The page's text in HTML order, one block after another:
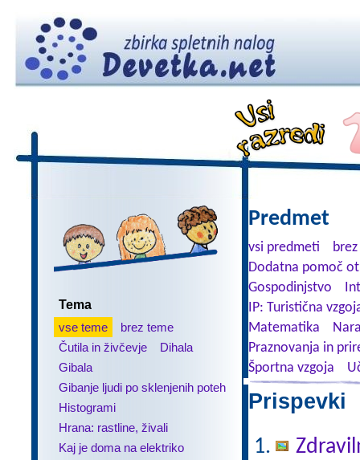
Tema
vse teme
brez teme
Čutila in živčevje
Dihala
Gibala
Gibanje ljudi po sklenjenih poteh
Histogrami
Hrana: rastline, živali
Kaj je doma na elektriko
Predmet
vsi predmeti
Dodatna pomoč
Gospodinjstvo
IP: Turistična
Matematika
Praznovanja in
Športna vzgoja
Prispevki